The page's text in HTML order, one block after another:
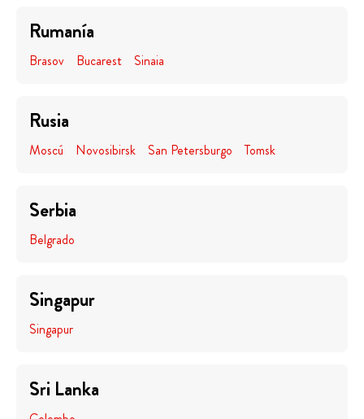
Rumanía
Brasov Bucarest Sinaia
Rusia
Moscú Novosibirsk San Petersburgo Tomsk
Serbia
Belgrado
Singapur
Singapur
Sri Lanka